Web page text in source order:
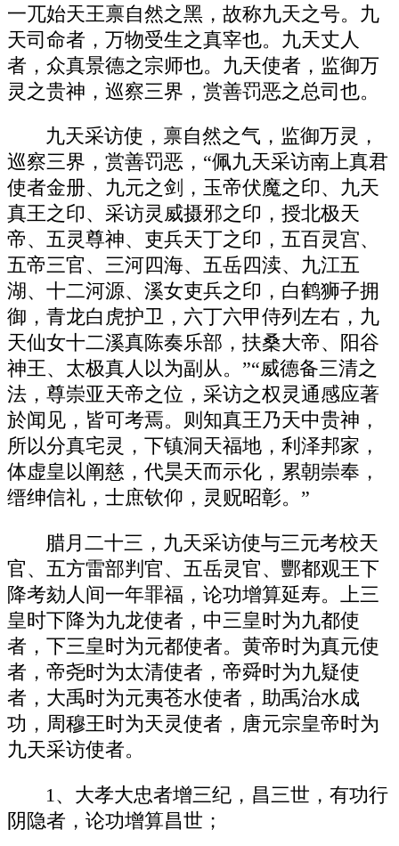
一兀始天王禀自然之黑，故称九天之号。九
天司命者，万物受生之真宰也。九天丈人
者，众真景德之宗师也。九天使者，监御万
灵之贵神，巡察三界，赏善罚恶之总司也。
九天采访使，禀自然之气，监御万灵，
巡察三界，赏善罚恶，“佩九天采访南上真君
使者金册、九元之剑，玉帝伏魔之印、九天
真王之印、采访灵威摄邪之印，授北极天
帝、五灵尊神、吏兵天丁之印，五百灵宫、
五帝三官、三河四海、五岳四渎、九江五
湖、十二河源、溪女吏兵之印，白鹤狮子拥
御，青龙白虎护卫，六丁六甲侍列左右，九
天仙女十二溪真陈奏乐部，扶桑大帝、阳谷
神王、太极真人以为副从。”“威德备三清之
法，尊崇亚天帝之位，采访之权灵通感应著
於闻见，皆可考焉。则知真王乃天中贵神，
所以分真宅灵，下镇洞天福地，利泽邦家，
体虚皇以阐慈，代昊天而示化，累朝崇奉，
缙绅信礼，士庶钦仰，灵贶昭彰。”
腊月二十三，九天采访使与三元考校天
官、五方雷部判官、五岳灵官、酆都观王下
降考劾人间一年罪福，论功增算延寿。上三
皇时下降为九龙使者，中三皇时为九都使
者，下三皇时为元都使者。黄帝时为真元使
者，帝尧时为太清使者，帝舜时为九疑使
者，大禹时为元夷苍水使者，助禹治水成
功，周穆王时为天灵使者，唐元宗皇帝时为
九天采访使者。
1、大孝大忠者增三纪，昌三世，有功行
阴隐者，论功增算昌世；